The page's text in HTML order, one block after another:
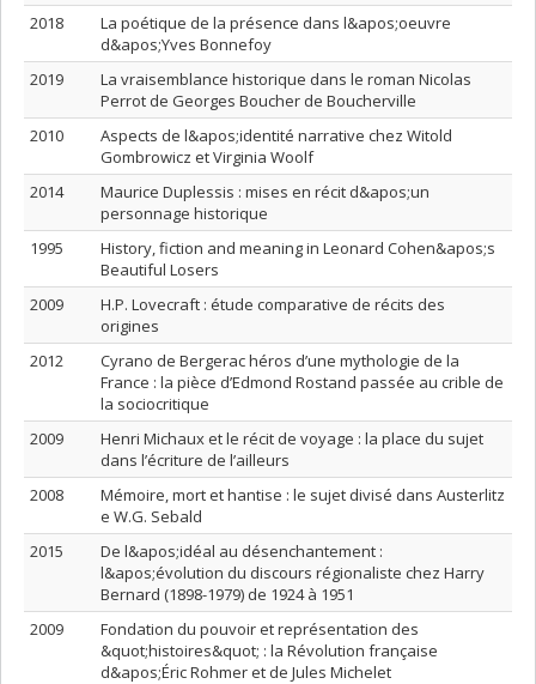
2018
La poétique de la présence dans l&apos;oeuvre
d&apos;Yves Bonnefoy
2019
La vraisemblance historique dans le roman Nicolas
Perrot de Georges Boucher de Boucherville
2010
Aspects de l&apos;identité narrative chez Witold
Gombrowicz et Virginia Woolf
2014
Maurice Duplessis : mises en récit d&apos;un
personnage historique
1995
History, fiction and meaning in Leonard Cohen&apos;s
Beautiful Losers
2009
H.P. Lovecraft : étude comparative de récits des
origines
2012
Cyrano de Bergerac héros d’une mythologie de la
France : la pièce d’Edmond Rostand passée au crible de
la sociocritique
2009
Henri Michaux et le récit de voyage : la place du sujet
dans l’écriture de l’ailleurs
2008
Mémoire, mort et hantise : le sujet divisé dans Austerlitz
e W.G. Sebald
2015
De l&apos;idéal au désenchantement :
l&apos;évolution du discours régionaliste chez Harry
Bernard (1898-1979) de 1924 à 1951
2009
Fondation du pouvoir et représentation des
&quot;histoires&quot; : la Révolution française
d&apos;Éric Rohmer et de Jules Michelet